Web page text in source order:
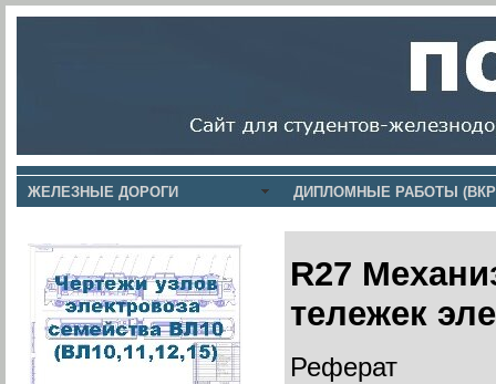
ЖЕЛЕЗНЫЕ ДОРОГИ ДИПЛОМНЫЕ РАБОТЫ
R27
тележек
Реферат